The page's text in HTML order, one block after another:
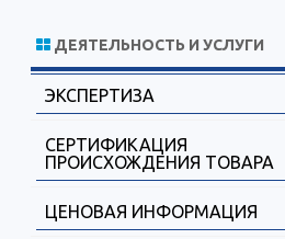
ДЕЯТЕЛЬНОСТЬ И УСЛУГИ
ЭКСПЕРТИЗА
СЕРТИФИКАЦИЯ
ПРОИСХОЖДЕНИЯ ТОВАРА
ЦЕНОВАЯ ИНФОРМАЦИЯ